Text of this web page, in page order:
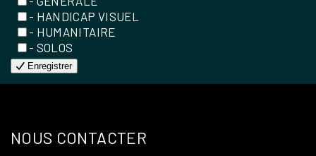
- HANDICAP VISUEL
- HUMANITAIRE
- SOLOS
Enregistrer
NOUS CONTACTER